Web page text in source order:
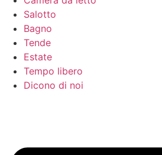
Salotto
Bagno
Tende
Estate
Tempo libero
Dicono di noi